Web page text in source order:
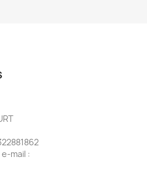
mail :